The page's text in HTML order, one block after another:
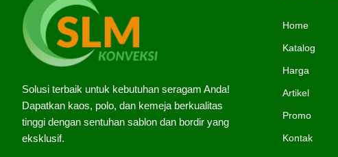
Solusi terbaik untuk kebutuhan seragam Anda!
Dapatkan kaos, polo, dan kemeja berkualitas
tinggi dengan sentuhan sablon dan bordir yang
eksklusif.
Home
Katalog
Harga
Artikel
Promo
Kontak